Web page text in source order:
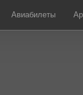
Авиабилеты